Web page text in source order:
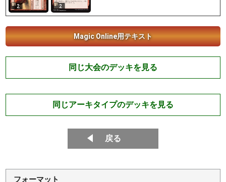
2 2
Magic Online用テキスト
同じ大会のデッキを見る
同じアーキタイプのデッキを見る
戻る
フォーマット